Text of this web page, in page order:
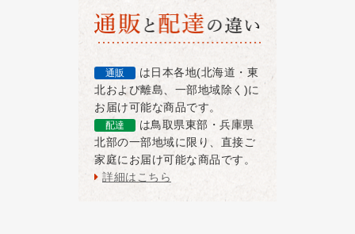
通販
は日本各地(北海道・東
北および離島、一部地域除く)に
お届け可能な商品です。
配達
は鳥取県東部・兵庫県
北部の一部地域に限り、直接ご
家庭にお届け可能な商品です。
詳細はこちら